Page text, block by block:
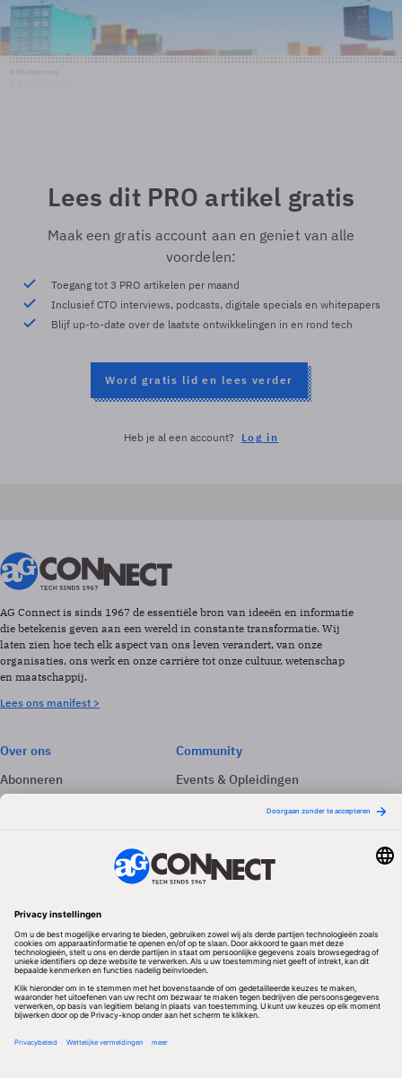
Lees dit PRO artikel gratis
Maak een gratis account aan en geniet van alle
voordelen:
Toegang tot 3 PRO artikelen per maand
Inclusief CTO interviews, podcasts, digitale specials en whitepapers
Blijf up-to-date over de laatste ontwikkelingen in en rond tech
Word gratis lid en lees verder
Heb je al een account? Log in
AG Connect is sinds 1967 de essentiële bron van ideeën en informatie
die betekenis geven aan een wereld in constante transformatie. Wij
laten zien hoe tech elk aspect van ons leven verandert, van onze
organisaties, ons werk en onze carrière tot onze cultuur, wetenschap
en maatschappij.
Lees ons manifest >
Over ons
Abonneren
Adverteren
Community
Events & Opleidingen
Nieuwsbrieven
Volg ons
Redactionele partner